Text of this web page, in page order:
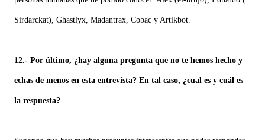
Sirdarckat), Ghastlyx, Madantrax, Cobac y Artikbot.
12.- Por último, ¿hay alguna pregunta que no te hemos hecho y
echas de menos en esta entrevista? En tal caso, ¿cual es y cuál es
la respuesta?